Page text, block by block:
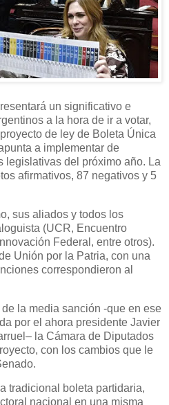
un significativo e
a la hora de ir a votar,
de ley de Boleta Única
a implementar de
legislativas del próximo año. La
afirmativos, 87 negativos y 5
sus aliados y todos los
(UCR, Encuentro
Federal, entre otros).
Unión por la Patria, con una
correspondieron al
la media sanción -que en ese
por el ahora presidente Javier
la Cámara de Diputados
con los cambios que le
tradicional boleta partidaria,
nacional en una misma